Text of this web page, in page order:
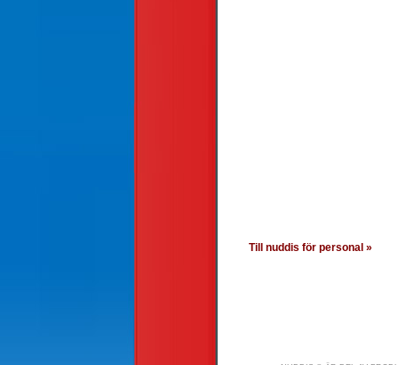
Till nuddis för personal »